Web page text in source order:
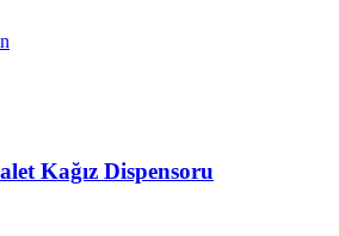
Kağız Dispensoru